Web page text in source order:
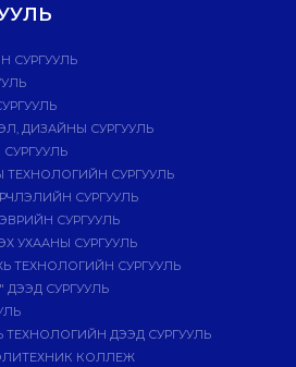
СУРГУУЛЬ
ДИЗАЙНЫ СУРГУУЛЬ
СУРГУУЛЬ
СУРГУУЛЬ
СУРГУУЛЬ
УХААНЫ СУРГУУЛЬ
ТЕХНОЛОГИЙН СУРГУУЛЬ
СУРГУУЛЬ
ДЭЭД СУРГУУЛЬ
КОЛЛЕЖ